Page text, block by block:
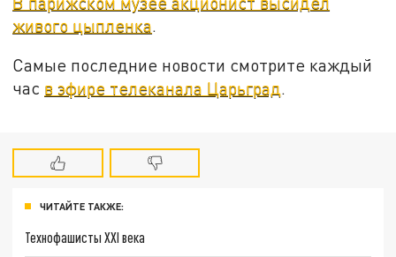
живого цыпленка
Самые последние новости смотрите каждый
час в эфире телеканала Царьград.
ЧИТАЙТЕ ТАКЖЕ:
Технофашисты XXI века